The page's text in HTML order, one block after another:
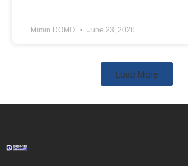
Mimin DOMO June 23, 2026
Load More